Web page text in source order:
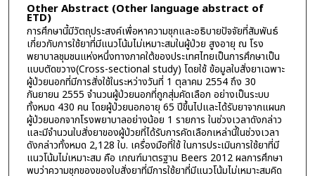
Other Abstract (Other language abstract of
ETD)
การศึกษานี้มีวัตถุประสงค์เพื่อหาความชุกและอธิบายปัจจัยที่สัมพันธ์
เกี่ยวกับการใช้ยาที่มีแนวโน้มไม่เหมาะสมในผู้ป่วย สูงอายุ ณ โรง
พยาบาลชุมชนแห่งหนึ่งทางภาคใต้ของประเทศไทยเป็นการศึกษาเป็น
แบบตัดขวาง(Cross-sectional study) โดยใช้ ข้อมูลใบสั่งยาเฉพาะ
ผู้ป่วยนอกที่มีการสั่งใช้ในระหว่างวันที่ 1 ตุลาคม 2554 ถึง 30
กันยายน 2555 จำนวนผู้ป่วยนอกที่ถูกสุ่มคัดเลือก อย่างเป็นระบบ
ทั้งหมด 430 คน โดยผู้ป่วยนอกอายุ 65 ปีขึ้นไปและได้รับยาจากแผนก
ผู้ป่วยนอกจากโรงพยาบาลอย่างน้อย 1 รายการ ในช่วงเวลาดังกล่าว
และมีจำนวนใบสั่งยาของผู้ป่วยที่ได้รับการคัดเลือกเหล่านี้ในช่วงเวลา
ดังกล่าวทั้งหมด 2,128 ใบ. เครื่องมือที่ใช้ ในการประเมินการใช้ยาที่มี
แนวโน้มไม่เหมาะสม คือ เกณฑ์มาตรฐาน Beers 2012 ผลการศึกษา
พบว่าความชุกของของใบสั่งยาที่มีการใช้ยาที่มีแนวโน้มไม่เหมาะสมคิด